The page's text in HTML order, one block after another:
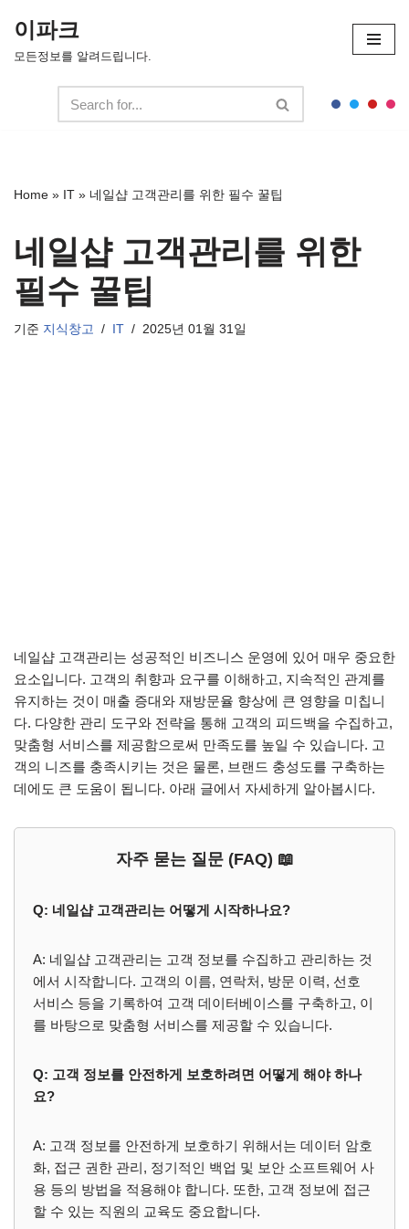
콘
기
이파크
모든정보를 알려드립니다.
Home » IT » 네일샵 고객관리를 위한 필수 꿀팁
네일샵 고객관리를 위한
필수 꿀팁
기준 지식창고 IT 2025년 01월 31일
네일샵 고객관리는 성공적인 비즈니스 운영에 있어 매우 중요한
요소입니다. 고객의 취향과 요구를 이해하고, 지속적인 관계를
유지하는 것이 매출 증대와 재방문율 향상에 큰 영향을 미칩니
다. 다양한 관리 도구와 전략을 통해 고객의 피드백을 수집하고,
맞춤형 서비스를 제공함으로써 만족도를 높일 수 있습니다. 고
객의 니즈를 충족시키는 것은 물론, 브랜드 충성도를 구축하는
데에도 큰 도움이 됩니다. 아래 글에서 자세하게 알아봅시다.
자주 묻는 질문 (FAQ) 📖
Q: 네일샵 고객관리는 어떻게 시작하나요?
A: 네일샵 고객관리는 고객 정보를 수집하고 관리하는 것
에서 시작합니다. 고객의 이름, 연락처, 방문 이력, 선호
서비스 등을 기록하여 고객 데이터베이스를 구축하고, 이
를 바탕으로 맞춤형 서비스를 제공할 수 있습니다.
Q: 고객 정보를 안전하게 보호하려면 어떻게 해야 하나
요?
A: 고객 정보를 안전하게 보호하기 위해서는 데이터 암호
화, 접근 권한 관리, 정기적인 백업 및 보안 소프트웨어 사
용 등의 방법을 적용해야 합니다. 또한, 고객 정보에 접근
할 수 있는 직원의 교육도 중요합니다.